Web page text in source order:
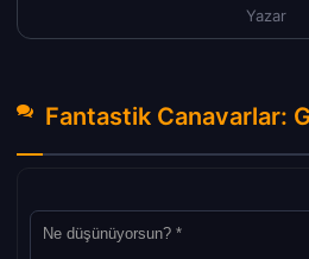
Yazar